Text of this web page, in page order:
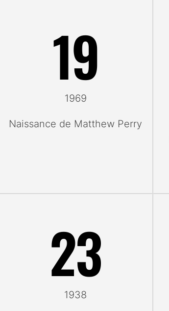
19
1969
Naissance de Matthew Perry
23
1938